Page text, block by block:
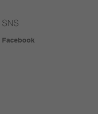
Facebook
SNS